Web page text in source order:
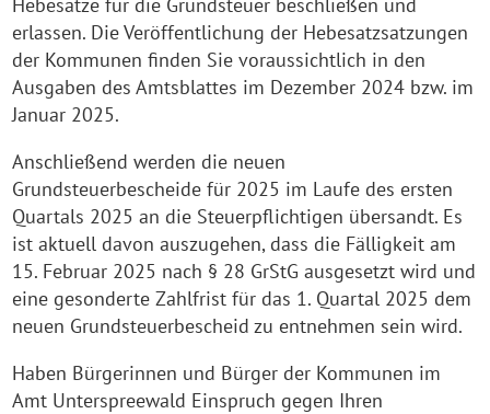
erlassen. Die Veröffentlichung der Hebesatzsatzungen
der Kommunen finden Sie voraussichtlich in den
Ausgaben des Amtsblattes im Dezember 2024 bzw. im
Januar 2025.
Anschließend werden die neuen
Grundsteuerbescheide für 2025 im Laufe des ersten
Quartals 2025 an die Steuerpflichtigen übersandt. Es
ist aktuell davon auszugehen, dass die Fälligkeit am
15. Februar 2025 nach § 28 GrStG ausgesetzt wird und
eine gesonderte Zahlfrist für das 1. Quartal 2025 dem
neuen Grundsteuerbescheid zu entnehmen sein wird.
Haben Bürgerinnen und Bürger der Kommunen im
Amt Unterspreewald Einspruch gegen Ihren